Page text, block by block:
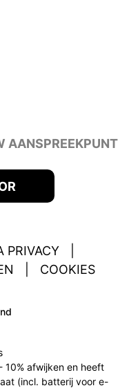
AANSPREEKPUNT
PRIVACY
COOKIES
afwijken en heeft
(incl. batterij voor e-